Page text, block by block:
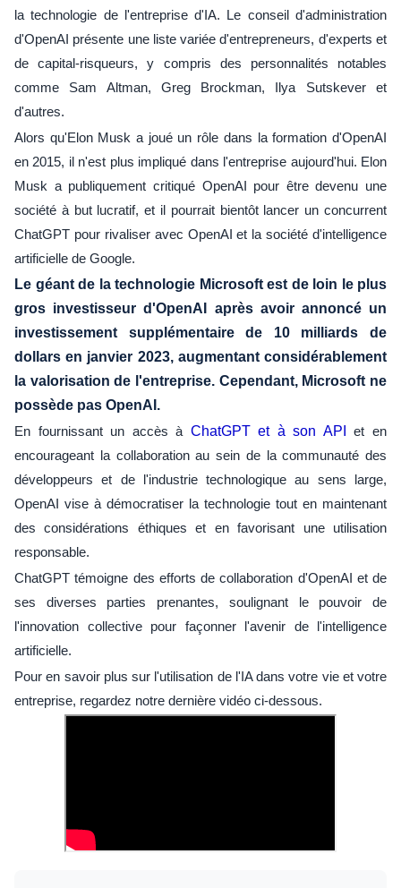
la technologie de l'entreprise d'IA. Le conseil d'administration
d'OpenAI présente une liste variée d'entrepreneurs, d'experts et
de capital-risqueurs, y compris des personnalités notables
comme Sam Altman, Greg Brockman, Ilya Sutskever et
d'autres.
Alors qu'Elon Musk a joué un rôle dans la formation d'OpenAI
en 2015, il n'est plus impliqué dans l'entreprise aujourd'hui. Elon
Musk a publiquement critiqué OpenAI pour être devenu une
société à but lucratif, et il pourrait bientôt lancer un concurrent
ChatGPT pour rivaliser avec OpenAI et la société d'intelligence
artificielle de Google.
Le géant de la technologie Microsoft est de loin le plus
gros investisseur d'OpenAI après avoir annoncé un
investissement supplémentaire de 10 milliards de
dollars en janvier 2023, augmentant considérablement
la valorisation de l'entreprise. Cependant, Microsoft ne
possède pas OpenAI.
En fournissant un accès à ChatGPT et à son API
et en
encourageant la collaboration au sein de la communauté des
développeurs et de l'industrie technologique au sens large,
OpenAI vise à démocratiser la technologie tout en maintenant
des considérations éthiques et en favorisant une utilisation
responsable.
ChatGPT témoigne des efforts de collaboration d'OpenAI et de
ses diverses parties prenantes, soulignant le pouvoir de
l'innovation collective pour façonner l'avenir de l'intelligence
artificielle.
Pour en savoir plus sur l'utilisation de l'IA dans votre vie et votre
entreprise, regardez notre dernière vidéo ci-dessous.